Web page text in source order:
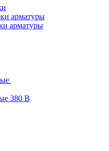
арматуры
арматуры
380 В